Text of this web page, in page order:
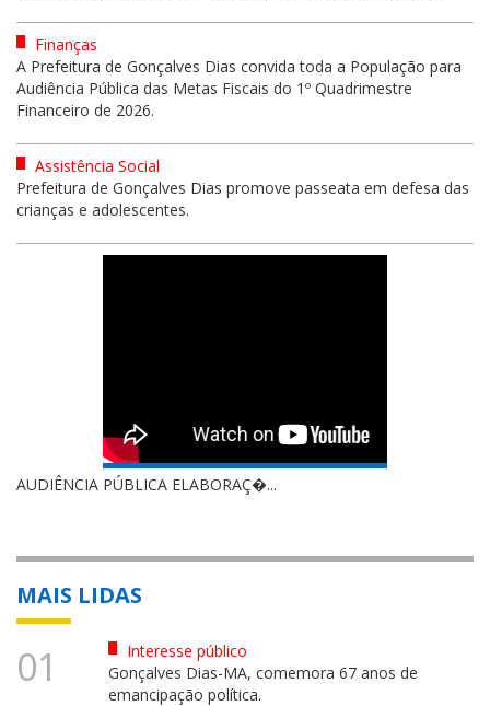
Finanças
A Prefeitura de Gonçalves Dias convida toda a População para
Audiência Pública das Metas Fiscais do 1º Quadrimestre
Financeiro de 2026.
Assistência Social
Prefeitura de Gonçalves Dias promove passeata em defesa das
crianças e adolescentes.
AUDIÊNCIA PÚBLICA ELABORAÇ�...
MAIS LIDAS
01
Interesse público
Gonçalves Dias-MA, comemora 67 anos de
emancipação política.